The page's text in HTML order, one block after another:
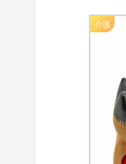
介護